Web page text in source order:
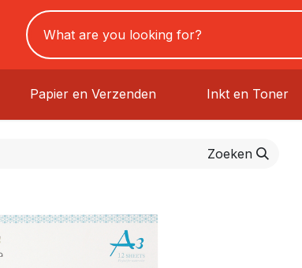
Papier en Verzenden Inkt en Toner
Zoeken